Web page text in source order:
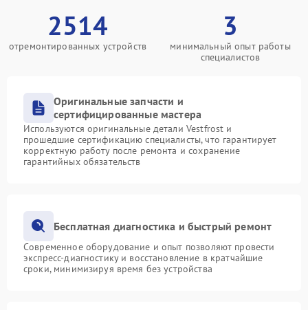
2514
отремонтированных устройств
3
минимальный опыт работы
специалистов
Оригинальные запчасти и
сертифицированные мастера
Используются оригинальные детали Vestfrost и
прошедшие сертификацию специалисты, что гарантирует
корректную работу после ремонта и сохранение
гарантийных обязательств
Бесплатная диагностика и быстрый ремонт
Современное оборудование и опыт позволяют провести
экспресс-диагностику и восстановление в кратчайшие
сроки, минимизируя время без устройства